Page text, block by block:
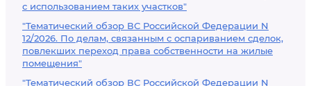
с использованием таких участков"
"Тематический обзор ВС Российской Федерации N
12/2026. По делам, связанным с оспариванием сделок,
повлекших переход права собственности на жилые
помещения"
"Тематический обзор ВС Российской Федерации N